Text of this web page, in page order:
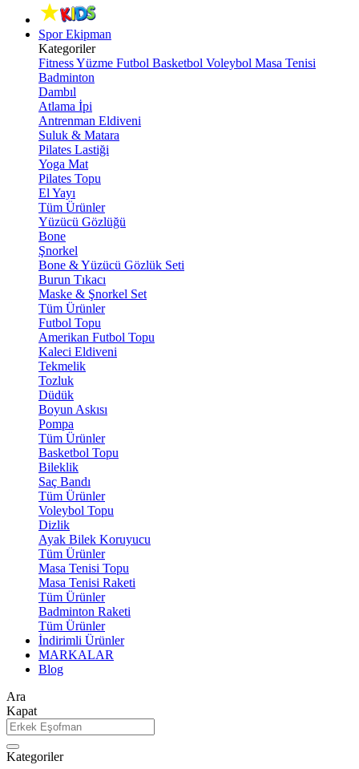
Spor Ekipman
Kategoriler
FitnessYüzme Futbol Basketbol Voleybol Masa Tenisi
Badminton
Dambıl
Atlama İpi
Antrenman Eldiveni
Suluk & Matara
Pilates Lastiği
Yoga Mat
Pilates Topu
El Yayı
Tüm Ürünler
Yüzücü Gözlüğü
Bone
Şnorkel
Bone & Yüzücü Gözlük Seti
Burun Tıkacı
Maske & Şnorkel Set
Tüm Ürünler
Futbol Topu
Amerikan Futbol Topu
Kaleci Eldiveni
Tekmelik
Tozluk
Düdük
Boyun Askısı
Pompa
Tüm Ürünler
Basketbol Topu
Bileklik
Saç Bandı
Tüm Ürünler
Voleybol Topu
Dizlik
Ayak Bilek Koruyucu
Tüm Ürünler
Masa Tenisi Topu
Masa Tenisi Raketi
Tüm Ürünler
Badminton Raketi
Tüm Ürünler
İndirimli Ürünler
MARKALAR
Blog
Ara
Kapat
Kategoriler